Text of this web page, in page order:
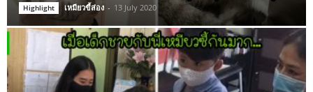
Highlight เหมียวขี้ส่อง - 13 July 2020